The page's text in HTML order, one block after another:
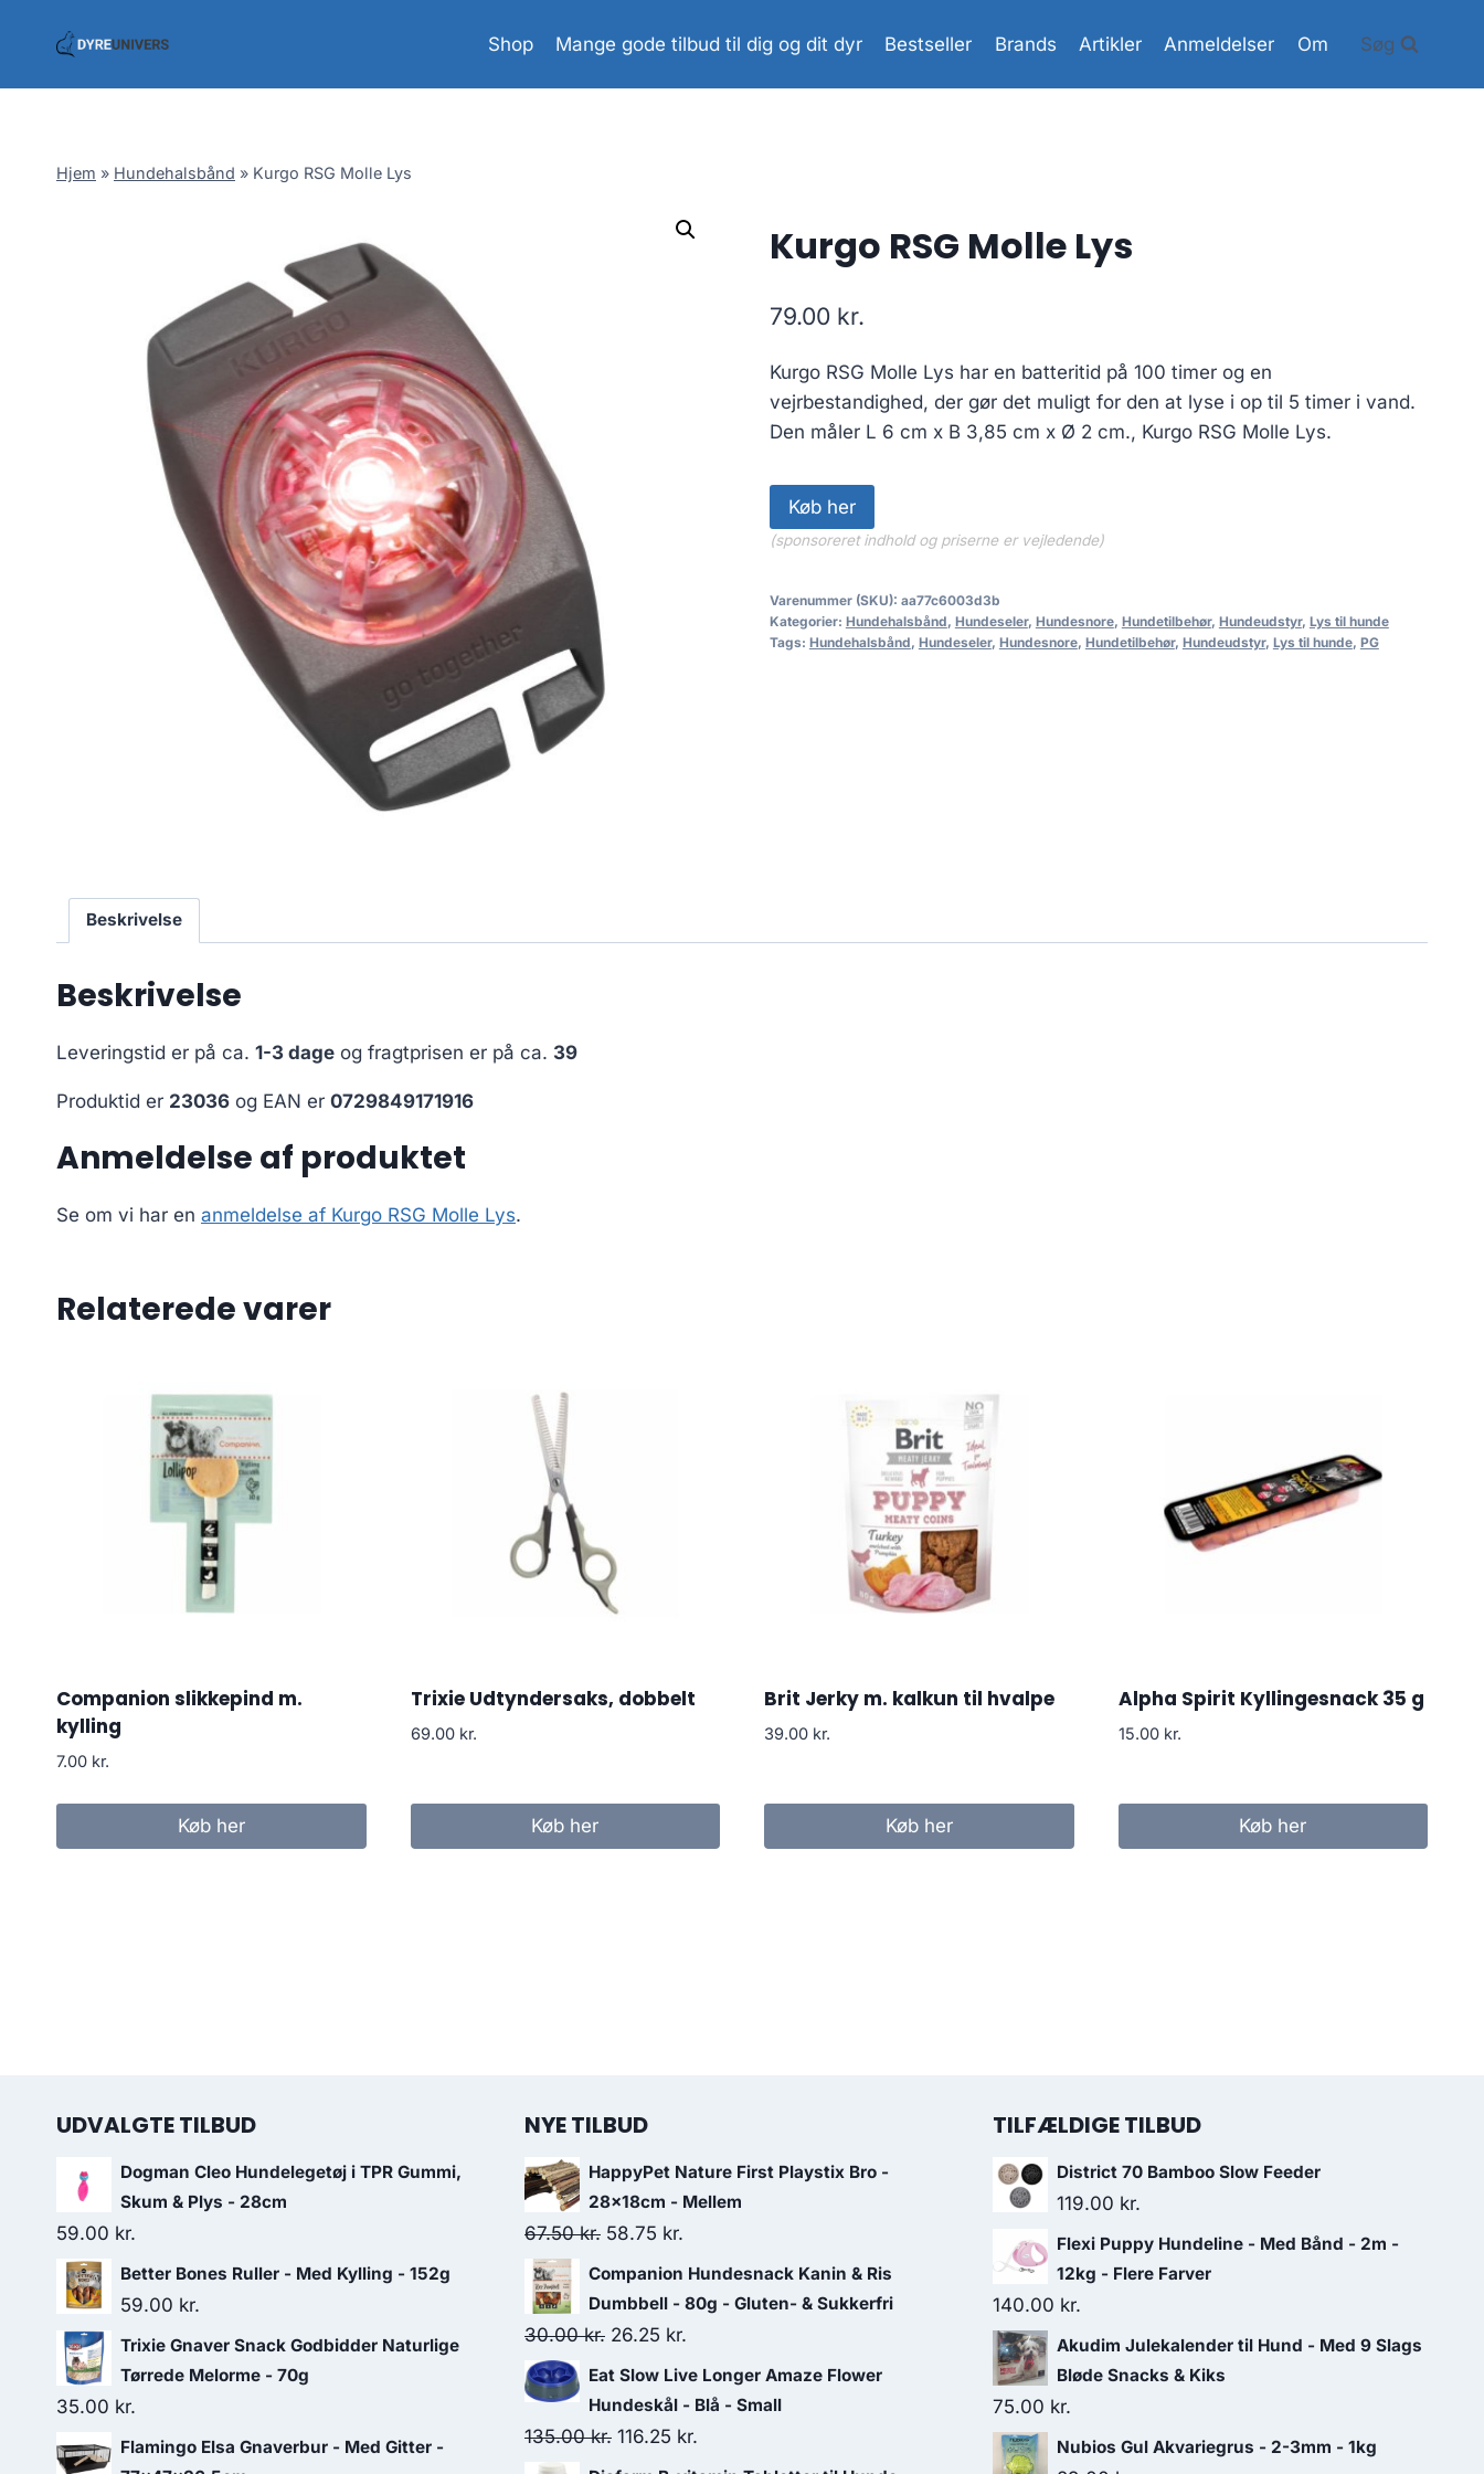
Shop Mange gode tilbud til dig og dit dyr Bestseller Brands Artikler Anmeldelser Om Søg
Hjem » Hundehalsbånd » Kurgo RSG Molle Lys
Kurgo RSG Molle Lys
79.00 kr.
Kurgo RSG Molle Lys har en batteritid på 100 timer og en
vejrbestandighed, der gør det muligt for den at lyse i op til 5 timer i vand.
Den måler L 6 cm x B 3,85 cm x Ø 2 cm., Kurgo RSG Molle Lys.
Køb her
(sponsoreret indhold og priserne er vejledende)
Varenummer (SKU): aa77c6003d3b
Kategorier: Hundehalsbånd, Hundeseler, Hundesnore, Hundetilbehør, Hundeudstyr, Lys til hunde
Tags: Hundehalsbånd, Hundeseler, Hundesnore, Hundetilbehør, Hundeudstyr, Lys til hunde, PG
Beskrivelse
Beskrivelse
Leveringstid er på ca. 1-3 dage og fragtprisen er på ca. 39
Produktid er 23036 og EAN er 0729849171916
Anmeldelse af produktet
Se om vi har en anmeldelse af Kurgo RSG Molle Lys.
Relaterede varer
Companion slikkepind m.
kylling
7.00 kr.
Køb her
Trixie Udtyndersaks, dobbelt
69.00 kr.
Køb her
Brit Jerky m. kalkun til hvalpe
39.00 kr.
Køb her
Alpha Spirit Kyllingesnack 35 g
15.00 kr.
Køb her
UDVALGTE TILBUD
Dogman Cleo Hundelegetøj i TPR Gummi,
Skum & Plys - 28cm
59.00 kr.
Better Bones Ruller - Med Kylling - 152g
59.00 kr.
Trixie Gnaver Snack Godbidder Naturlige
Tørrede Melorme - 70g
35.00 kr.
Flamingo Elsa Gnaverbur - Med Gitter -
NYE TILBUD
HappyPet Nature First Playstix Bro -
28x18cm - Mellem
67.50kr. Den
oprindelige
pris
var:
67.50 kr..
58.75 kr.
aktuelle
pris
58.75 kr..
Companion Hundesnack Kanin & Ris
Dumbbell - 80g - Gluten- & Sukkerfri
30.00kr. Den
oprindelige
pris
var:
30.00 kr..
26.25 kr.
aktuelle
pris
er:
26.25 kr..
Eat Slow Live Longer Amaze Flower
Hundeskål - Blå - Small
135.00kr. Den
oprindelige
116.25 kr.
aktuelle
TILFÆLDIGE TILBUD
District 70 Bamboo Slow Feeder
119.00 kr.
Flexi Puppy Hundeline - Med Bånd - 2m -
12kg - Flere Farver
140.00 kr.
Akudim Julekalender til Hund - Med 9 Slags
Bløde Snacks & Kiks
75.00 kr.
Nubios Gul Akvariegrus - 2-3mm - 1kg